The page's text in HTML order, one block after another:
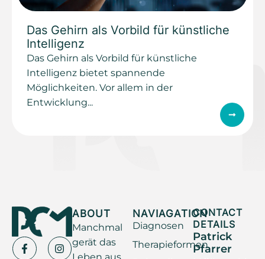
Das Gehirn als Vorbild für künstliche
Intelligenz
Das Gehirn als Vorbild für künstliche
Intelligenz bietet spannende
Möglichkeiten. Vor allem in der
Entwicklung...
ABOUT
Manchmal
gerät das
Leben aus
NAVIAGATION
Diagnosen
Therapieformen
CONTACT
DETAILS
Patrick
Pfarrer